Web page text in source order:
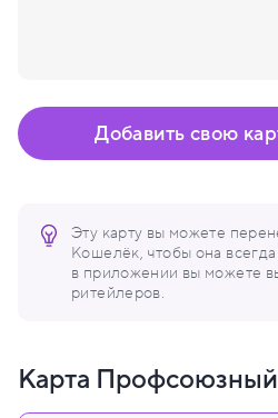
Эту карту вы можете
Кошелёк, чтобы она
в приложении вы можете
ритейлеров.
Добавить свою
Карта